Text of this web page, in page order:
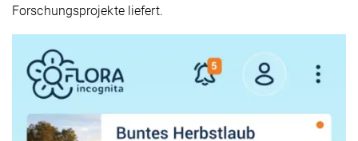
Forschungsprojekte liefert.